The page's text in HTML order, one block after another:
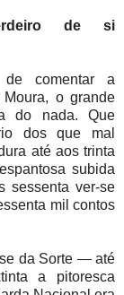
de si
comentar a
Moura, o grande
do nada. Que
dos que mal
até aos trinta
subida
sessenta ver-se
mil contos
da Sorte — até
a pitoresca